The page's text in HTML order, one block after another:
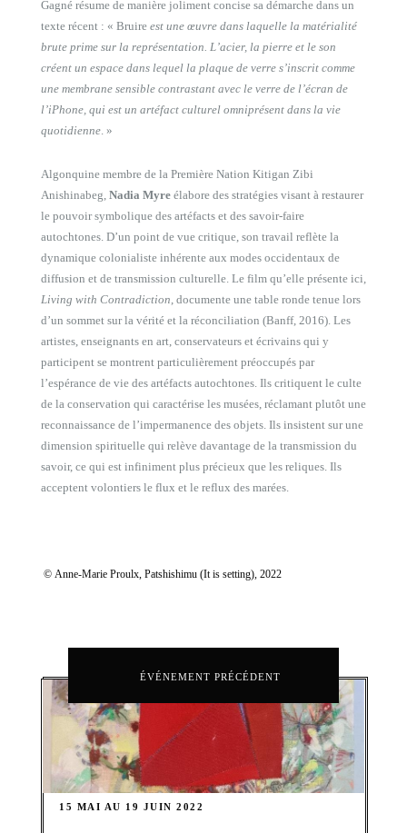
Gagné résume de manière joliment concise sa démarche dans un
texte récent : « Bruire est une œuvre dans laquelle la matérialité
brute prime sur la représentation. L’acier, la pierre et le son
créent un espace dans lequel la plaque de verre s’inscrit comme
une membrane sensible contrastant avec le verre de l’écran de
l’iPhone, qui est un artéfact culturel omniprésent dans la vie
quotidienne . »
Algonquine membre de la Première Nation Kitigan Zibi
Anishinabeg, Nadia Myre élabore des stratégies visant à restaurer
le pouvoir symbolique des artéfacts et des savoir-faire
autochtones. D’un point de vue critique, son travail reflète la
dynamique colonialiste inhérente aux modes occidentaux de
diffusion et de transmission culturelle. Le film qu’elle présente ici,
Living with Contradiction , documente une table ronde tenue lors
d’un sommet sur la vérité et la réconciliation (Banff, 2016). Les
artistes, enseignants en art, conservateurs et écrivains qui y
participent se montrent particulièrement préoccupés par
l’espérance de vie des artéfacts autochtones. Ils critiquent le culte
de la conservation qui caractérise les musées, réclamant plutôt une
reconnaissance de l’impermanence des objets. Ils insistent sur une
dimension spirituelle qui relève davantage de la transmission du
savoir, ce qui est infiniment plus précieux que les reliques. Ils
acceptent volontiers le flux et le reflux des marées.
© Anne-Marie Proulx, Patshishimu (It is setting), 2022
ÉVÉNEMENT PRÉCÉDENT
15 MAI AU 19 JUIN 2022